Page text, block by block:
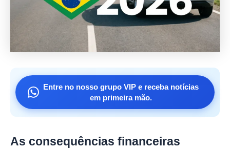
Entre no nosso grupo VIP e receba notícias
em primeira mão.
As consequências financeiras